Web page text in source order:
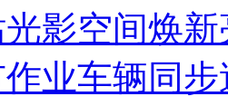
影空间焕
业车辆同